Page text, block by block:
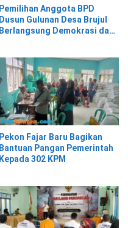
Pemilihan Anggota BPD
Dusun Gulunan Desa Brujul
Berlangsung Demokrasi dan
Pekon Fajar Baru Bagikan
Bantuan Pangan Pemerintah
Kepada 302 KPM